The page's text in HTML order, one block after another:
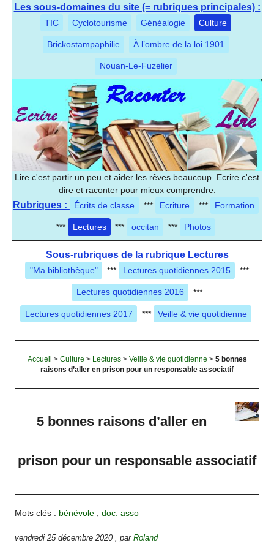
Les sous-domaines du site (= rubriques principales) :
TIC Cyclotourisme Généalogie Culture
Brickostampaphilie À l’ombre de la loi 1901
Nouan-Le-Fuzelier
Lire c'est partir un peu et aider les rêves beaucoup. Ecrire c'est
dire et raconter pour mieux comprendre.
Rubriques : Écrits de classe *** Ecriture *** Formation
*** Lectures *** occitan *** Photos
Sous-rubriques de la rubrique Lectures
"Ma bibliothèque" *** Lectures quotidiennes 2015 ***
Lectures quotidiennes 2016 ***
Lectures quotidiennes 2017 *** Veille & vie quotidienne
Accueil > Culture > Lectures> Veille & vie quotidienne > 5 bonnes
raisons d’aller en prison pour un responsable associatif
5 bonnes raisons d’aller en
prison pour un responsable associatif
Mots clés : bénévole ,doc. asso
vendredi 25 décembre 2020 ,parRoland